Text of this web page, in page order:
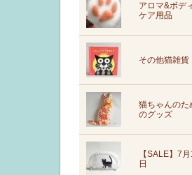
アロマ&ボデ
ケア用品
その他猫雑貨
猫ちゃんのた
のグッズ
【SALE】7月
日